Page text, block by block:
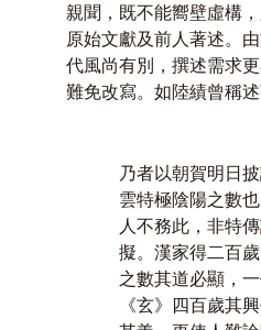
親聞，既不能嚮壁虛構
原始文獻及前人著述。
代風尚有別，撰述需求
難免改寫。如陸績曾稱
乃者以朝賀明日
雲特極陰陽之數
人不務此，非特
擬。漢家得二百
之數其道必顯，
《玄》四百歲其